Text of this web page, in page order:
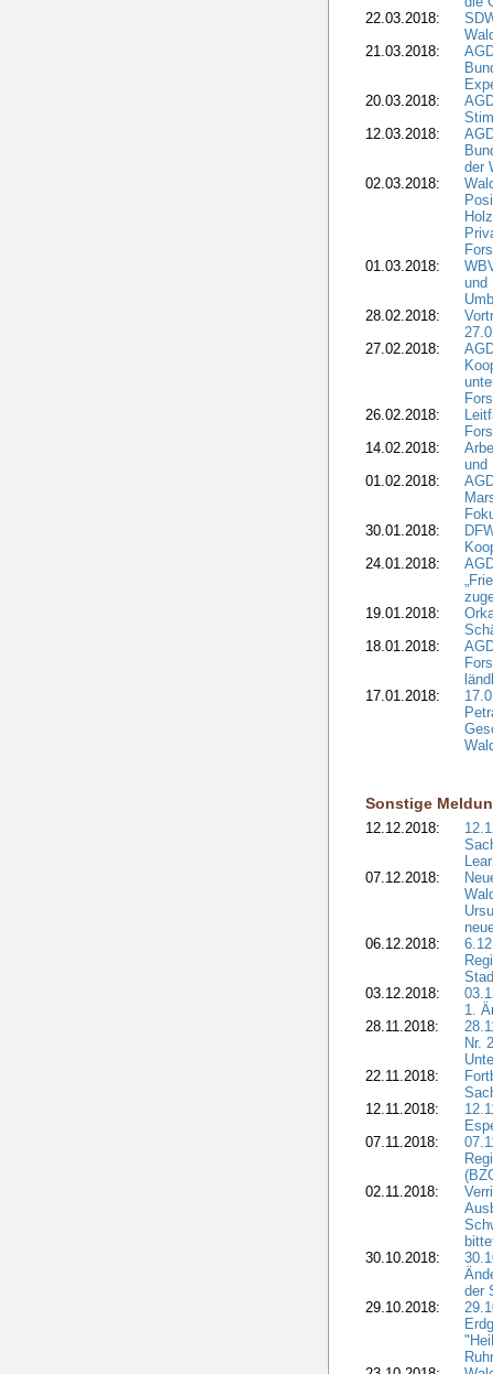
22.03.2018:
21.03.2018:
20.03.2018:
12.03.2018:
der
02.03.2018:
01.03.2018:
und
28.02.2018:
27.02.2018:
26.02.2018:
14.02.2018:
und
01.02.2018:
30.01.2018:
24.01.2018:
19.01.2018:
18.01.2018:
17.01.2018:
Sonstige
12.12.2018:
07.12.2018:
06.12.2018:
03.12.2018:
1.
28.11.2018:
Nr.
22.11.2018:
12.11.2018:
07.11.2018:
02.11.2018:
30.10.2018:
der
29.10.2018: